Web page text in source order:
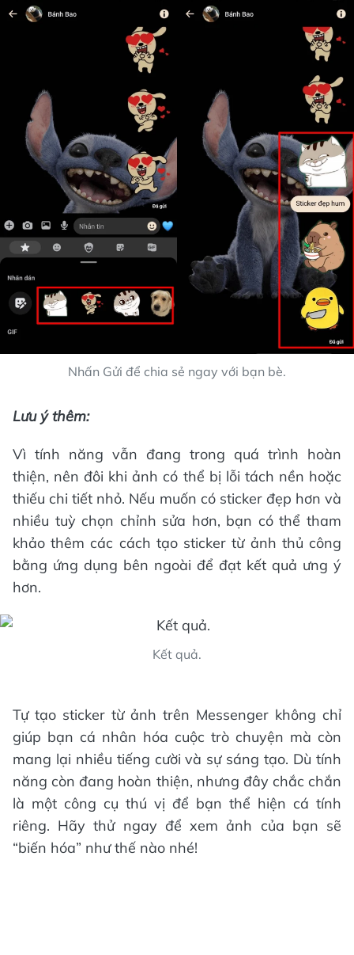
Nhấn Gửi để chia sẻ ngay với bạn bè.
Lưu ý thêm:
Vì tính năng vẫn đang trong quá trình hoàn
thiện, nên đôi khi ảnh có thể bị lỗi tách nền hoặc
thiếu chi tiết nhỏ. Nếu muốn có sticker đẹp hơn và
nhiều tuỳ chọn chỉnh sửa hơn, bạn có thể tham
khảo thêm các cách tạo sticker từ ảnh thủ công
bằng ứng dụng bên ngoài để đạt kết quả ưng ý
hơn.
Kết quả.
Tự tạo sticker từ ảnh trên Messenger không chỉ
giúp bạn cá nhân hóa cuộc trò chuyện mà còn
mang lại nhiều tiếng cười và sự sáng tạo. Dù tính
năng còn đang hoàn thiện, nhưng đây chắc chắn
là một công cụ thú vị để bạn thể hiện cá tính
riêng. Hãy thử ngay để xem ảnh của bạn sẽ
“biến hóa” như thế nào nhé!